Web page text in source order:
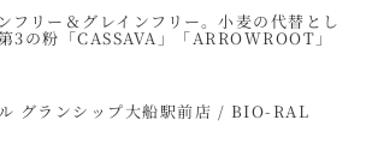
フリー＆グレインフリー。小麦の代替とし
3の粉「CASSAVA」「ARROWROOT」
グランシップ大船駅前店 / BIO-RAL